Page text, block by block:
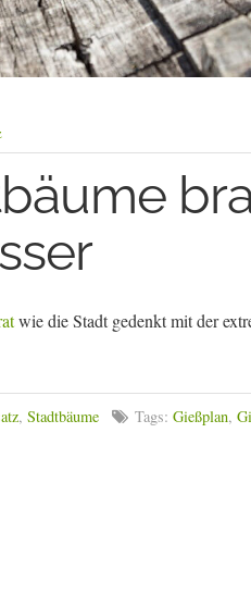
wie die Stadt gedenkt mit der
, Stadtbäume Tags: Gießplan,